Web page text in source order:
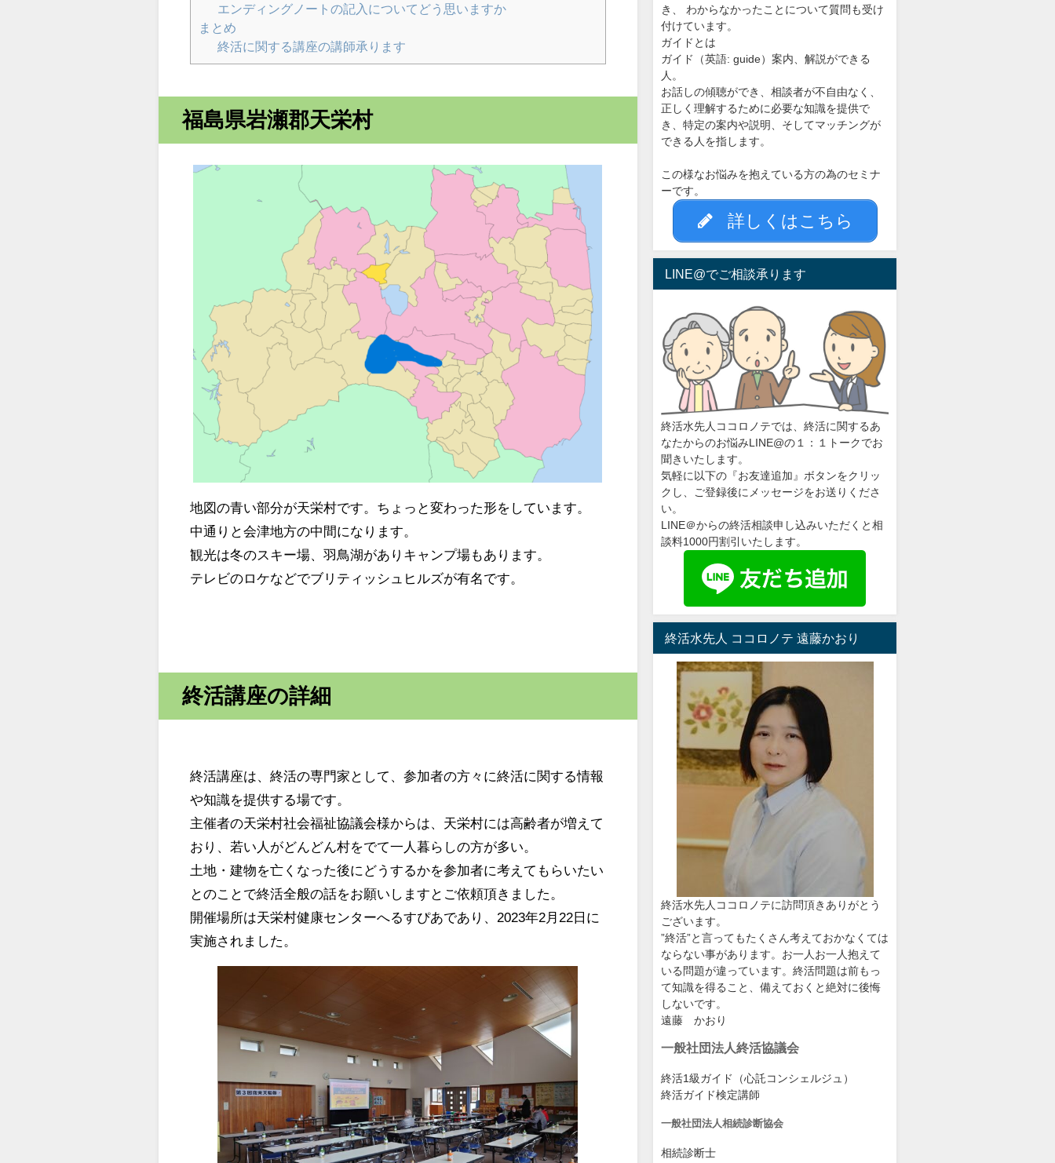
エンディングノートの記入についてどう思いますか
まとめ
終活に関する講座の講師承ります
福島県岩瀬郡天栄村
地図の青い部分が天栄村です。ちょっと変わった形をしています。
中通りと会津地方の中間になります。
観光は冬のスキー場、羽鳥湖がありキャンプ場もあります。
テレビのロケなどでブリティッシュヒルズが有名です。
終活講座の詳細
終活講座は、終活の専門家として、参加者の方々に終活に関する情報
や知識を提供する場です。
主催者の天栄村社会福祉協議会様からは、天栄村には高齢者が増えて
おり、若い人がどんどん村をでて一人暮らしの方が多い。
土地・建物を亡くなった後にどうするかを参加者に考えてもらいたい
とのことで終活全般の話をお願いしますとご依頼頂きました。
開催場所は天栄村健康センターへるすぴあであり、2023年2月22日に
実施されました。
き、 わからなかったことについて質問も受け
付けています。
ガイドとは
ガイド（英語: guide）案内、解説ができる
人。
お話しの傾聴ができ、相談者が不自由なく、
正しく理解するために必要な知識を提供で
き、特定の案内や説明、そしてマッチングが
できる人を指します。
この様なお悩みを抱えている方の為のセミナ
ーです。
詳しくはこちら
LINE@でご相談承ります
終活水先人ココロノテでは、終活に関するあ
なたからのお悩みLINE@の１：１トークでお
聞きいたします。
気軽に以下の『お友達追加』ボタンをクリッ
クし、ご登録後にメッセージをお送りくださ
い。
LINE＠からの終活相談申し込みいただくと相
談料1000円割引いたします。
終活水先人 ココロノテ 遠藤かおり
終活水先人ココロノテに訪問頂きありがとう
ございます。
”終活”と言ってもたくさん考えておかなくては
ならない事があります。お一人お一人抱えて
いる問題が違っています。終活問題は前もっ
て知識を得ること、備えておくと絶対に後悔
しないです。
遠藤 かおり
一般社団法人終活協議会
終活1級ガイド（心託コンシェルジュ）
終活ガイド検定講師
一般社団法人相続診断協会
相続診断士